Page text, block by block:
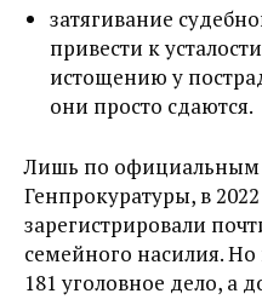
затягивание
привести к
истощению у
они просто сдаются.
Лишь по официальным
Генпрокуратуры, в
зарегистрировали
семейного насилия.
181 уголовное дело, а